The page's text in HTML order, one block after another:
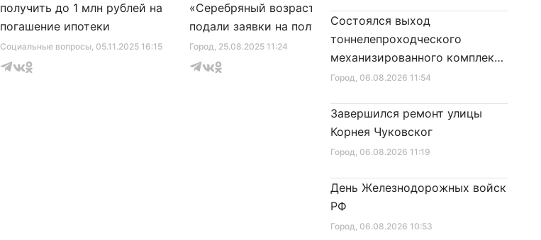
Социальные вопросы, 05.11.2025 16:15
получить до 1 млн рублей на
погашение ипотеки
Город, 25.08.2025 11:24
«Серебряный возраст»
подали заявки на получение
сертификата для посещения
музеев
Город , 10.01.2026 16:46
Закон «О внесении изменения
в Закон Санкт‑Петербурга
«Социальный кодекс
Санкт‑Петербурга»
Город, 06.08.2026 11:54
Состоялся выход
тоннелепроходческого
механизированного комплекса
«Надежда» на поверхность
Город, 06.08.2026 11:19
Завершился ремонт улицы
Корнея Чуковског
Город, 06.08.2026 10:53
День Железнодорожных войск
РФ